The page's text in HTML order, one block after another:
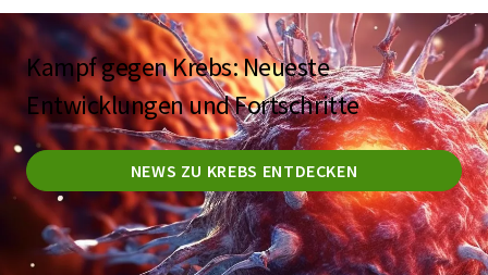
Kampf gegen Krebs: Neueste
Entwicklungen und Fortschritte
NEWS ZU KREBS ENTDECKEN